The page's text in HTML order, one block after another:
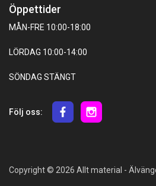
Öppettider
MÅN-FRE 10:00-18:00
LÖRDAG 10:00-14:00
SÖNDAG STÄNGT
Följ oss:
Copyright © 2026 Allt material -